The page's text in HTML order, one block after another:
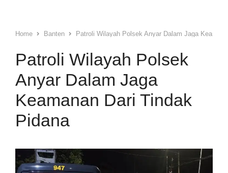
Home Banten Patroli Wilayah Polsek Anyar Dalam Jaga
Patroli Wilayah Polsek
Anyar Dalam Jaga
Keamanan Dari Tindak
Pidana